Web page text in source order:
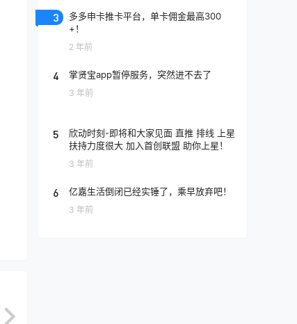
3
多多申卡推卡平台，单卡佣金最高300
+！
2 年前
4 掌贤宝app暂停服务，突然进不去了
3 年前
5
欣动时刻-即将和大家见面 直推 排线 上星
扶持力度很大 加入首创联盟 助你上星！
3 年前
6 亿嘉生活倒闭已经实锤了，乘早放弃吧！
3 年前